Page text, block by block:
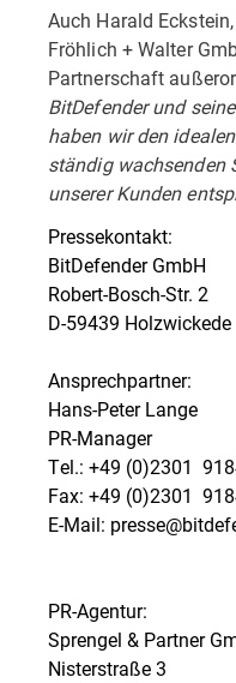
Auch Harald
Fröhlich + Walter
Partnerschaft
BitDefender und
haben wir den
ständig wachsenden
unserer Kunden
Pressekontakt:
BitDefender GmbH
Robert-Bosch-Str. 2
D-59439 Holzwickede
Ansprechpartner:
Hans-Peter Lange
PR-Manager
Tel.: +49 (0)2301 
Fax: +49 (0)2301 
E-Mail:
PR-Agentur:
Sprengel & Partner
Nisterstraße 3